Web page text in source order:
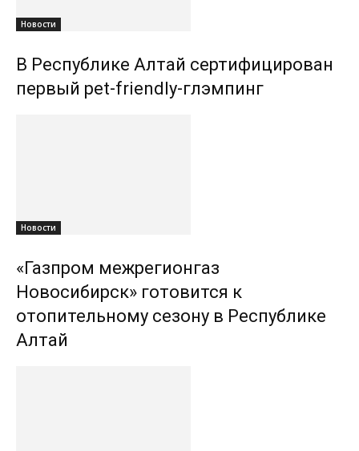
Новости
В Республике Алтай сертифицирован
первый pet-friendly-глэмпинг
Новости
«Газпром межрегионгаз
Новосибирск» готовится к
отопительному сезону в Республике
Алтай